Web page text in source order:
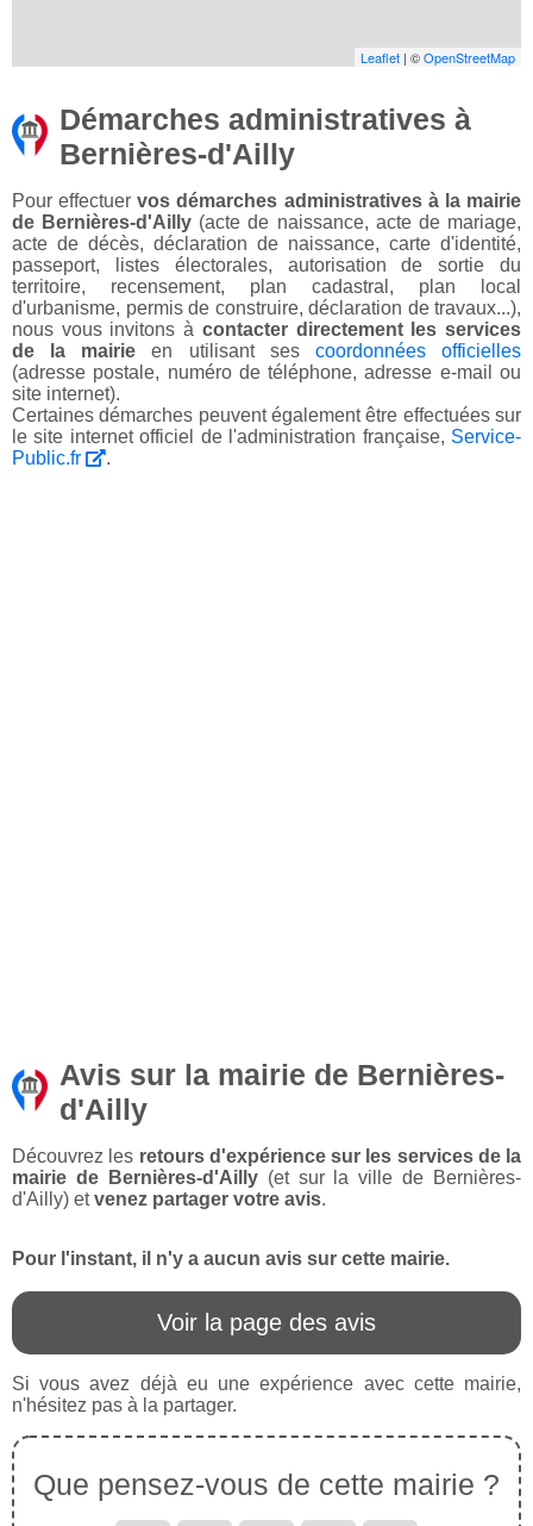
Leaflet | ©OpenStreetMap
Démarches administratives à
Bernières-d'Ailly
Pour effectuervos démarches administratives à la mairie
de Bernières-d'Ailly (acte de naissance, acte de mariage,
acte de décès, déclaration de naissance, carte d'identité,
passeport, listes électorales, autorisation de sortie du
territoire, recensement, plan cadastral, plan local
d'urbanisme, permis de construire, déclaration de travaux...),
nous vous invitons à contacter directement les services
de la mairie en utilisant ses coordonnées officielles
(adresse postale, numéro de téléphone, adresse e-mail ou
site internet).
Certaines démarches peuvent également être effectuées sur
le site internet officiel de l'administration française, Service-
Public.fr
.
Avis sur la mairie de Bernières-
d'Ailly
Découvrez les retours d'expérience sur les services de la
mairie de Bernières-d'Ailly(et sur la ville de Bernières-
d'Ailly) etvenez partager votre avis.
Pour l'instant, il n'y a aucun avis sur cette mairie.
Voir la page des avis
Si vous avez déjà eu une expérience avec cette mairie,
n'hésitez pas à la partager.
Que pensez-vous de cette mairie ?